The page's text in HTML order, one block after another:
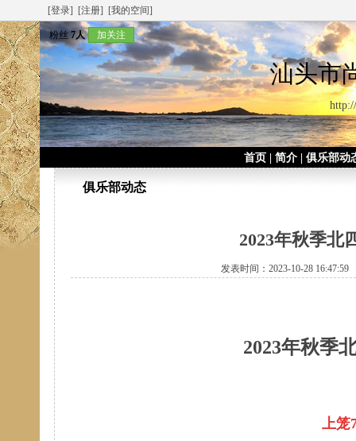
[登录] [注册] [我的空间]
粉丝 7人 加关注
汕头市
首页 简介 俱乐部动
俱乐部动态
2023年秋季北
发表时间：2023-10-28
2023年秋季
上笼